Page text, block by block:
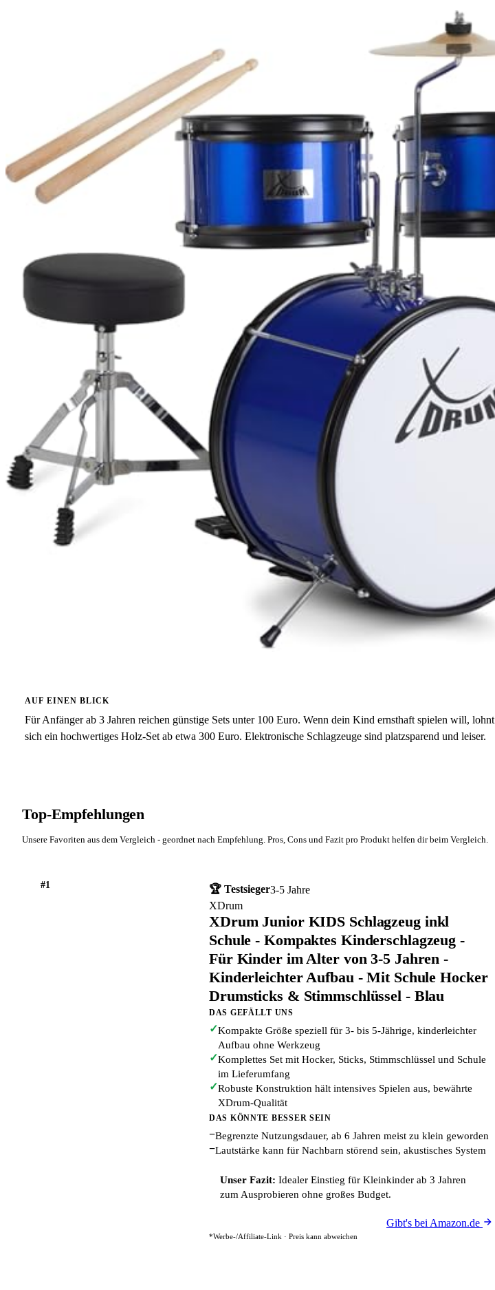
AUF EINEN BLICK
Für Anfänger ab 3 Jahren reichen günstige Sets unter 100 Euro. Wenn dein Kind ernsthaft spielen will, lohnt
sich ein hochwertiges Holz-Set ab etwa 300 Euro. Elektronische Schlagzeuge sind platzsparend und leiser.
Top-Empfehlungen
Unsere Favoriten aus dem Vergleich - geordnet nach Empfehlung. Pros, Cons und Fazit pro Produkt helfen dir beim Vergleich.
#1 🏆 Testsieger3-5 Jahre
XDrum
XDrum Junior KIDS Schlagzeug inkl
Schule - Kompaktes Kinderschlagzeug -
Für Kinder im Alter von 3-5 Jahren -
Kinderleichter Aufbau - Mit Schule Hocker
Drumsticks & Stimmschlüssel - Blau
DAS GEFÄLLT UNS
✓Kompakte Größe speziell für 3- bis 5-Jährige, kinderleichter
Aufbau ohne Werkzeug
✓Komplettes Set mit Hocker, Sticks, Stimmschlüssel und Schule
im Lieferumfang
✓Robuste Konstruktion hält intensives Spielen aus, bewährte
XDrum-Qualität
DAS KÖNNTE BESSER SEIN
−Begrenzte Nutzungsdauer, ab 6 Jahren meist zu klein geworden
−Lautstärke kann für Nachbarn störend sein, akustisches System
Unser Fazit: Idealer Einstieg für Kleinkinder ab 3 Jahren
zum Ausprobieren ohne großes Budget.
Gibt's bei Amazon.de
*Werbe-/Affiliate-Link · Preis kann abweichen